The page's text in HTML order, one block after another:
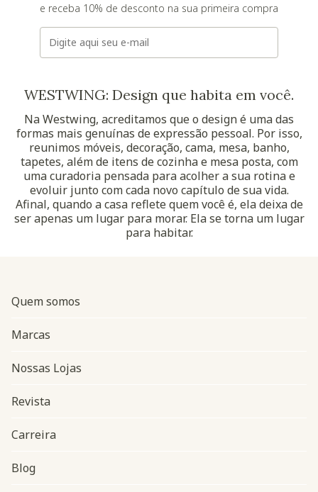
e receba 10% de desconto na sua primeira compra
E-mail
WESTWING: Design que habita em você.
Na Westwing, acreditamos que o design é uma das
formas mais genuínas de expressão pessoal. Por isso,
reunimos móveis, decoração, cama, mesa, banho,
tapetes, além de itens de cozinha e mesa posta, com
uma curadoria pensada para acolher a sua rotina e
evoluir junto com cada novo capítulo de sua vida.
Afinal, quando a casa reflete quem você é, ela deixa de
ser apenas um lugar para morar. Ela se torna um lugar
para habitar.
Navegação do rodapé
Quem somos
Marcas
Nossas Lojas
Revista
Carreira
Blog